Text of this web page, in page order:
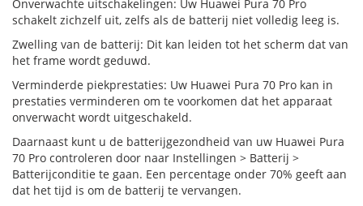
Onverwachte uitschakelingen: Uw Huawei Pura 70 Pro
schakelt zichzelf uit, zelfs als de batterij niet volledig leeg is.
Zwelling van de batterij: Dit kan leiden tot het scherm dat van
het frame wordt geduwd.
Verminderde piekprestaties: Uw Huawei Pura 70 Pro kan in
prestaties verminderen om te voorkomen dat het apparaat
onverwacht wordt uitgeschakeld.
Daarnaast kunt u de batterijgezondheid van uw Huawei Pura
70 Pro controleren door naar Instellingen > Batterij >
Batterijconditie te gaan. Een percentage onder 70% geeft aan
dat het tijd is om de batterij te vervangen.